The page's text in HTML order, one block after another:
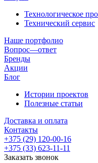
Технологическое
Технический сервис
Наше портфолио
Вопрос—ответ
Бренды
Акции
Блог
Истории проектов
Полезные статьи
Доставка и оплата
Контакты
+375 (29) 120-00-16
+375 (33) 623-11-11
Заказать звонок